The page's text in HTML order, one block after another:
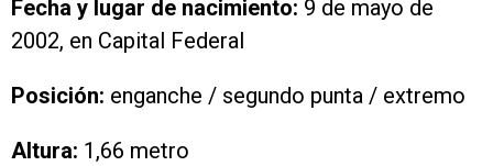
Fecha y lugar de nacimiento: 9 de mayo de
2002, en Capital Federal
Posición: enganche / segundo punta / extremo
Altura: 1,66 metro